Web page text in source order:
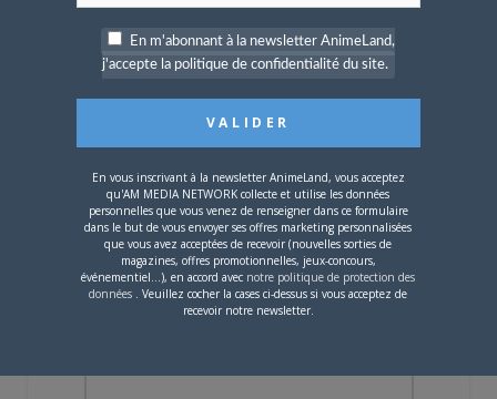
Lors des prémices du
projet, il était déjà
demandé de suivre au
mieux le manga
Vous devezvous connecterpour laisser un
commentaire.
En m'abonnant à la newsletter AnimeLand,
j'accepte la politique de confidentialité du site.
En vous inscrivant à la newsletter AnimeLand, vous acceptez
qu'AM MEDIA NETWORK collecte et utilise les données
personnelles que vous venez de renseigner dans ce formulaire
dans le but de vous envoyer ses offres marketing personnalisées
que vous avez acceptées de recevoir (nouvelles sorties de
magazines, offres promotionnelles, jeux-concours,
événementiel...), en accord avec notre politique de protection des
données . Veuillez cocher la cases ci-dessus si vous acceptez de
recevoir notre newsletter.